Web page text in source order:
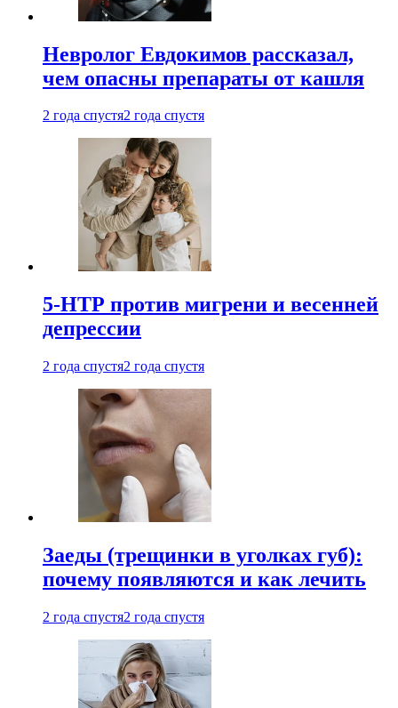
Невролог Евдокимов рассказал,
чем опасны препараты от кашля
2 года спустя2 года спустя
5-НТР против мигрени и весенней
депрессии
2 года спустя2 года спустя
Заеды (трещинки в уголках губ):
почему появляются и как лечить
2 года спустя2 года спустя